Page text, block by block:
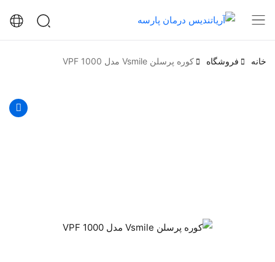
خانه فروشگاه کوره پرسلن Vsmile مدل VPF 1000